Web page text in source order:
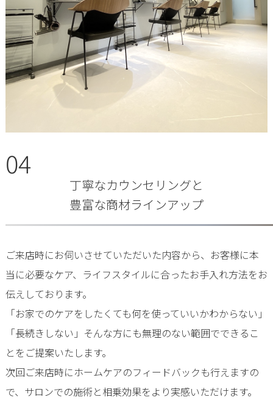
04
丁寧なカウンセリングと
豊富な商材ラインアップ
ご来店時にお伺いさせていただいた内容から、お客様に本
当に必要なケア、ライフスタイルに合ったお手入れ方法をお
伝えしております。
「お家でのケアをしたくても何を使っていいかわからない」
「長続きしない」そんな方にも無理のない範囲でできるこ
とをご提案いたします。
次回ご来店時にホームケアのフィードバックも行えますの
で、サロンでの施術と相乗効果をより実感いただけます。